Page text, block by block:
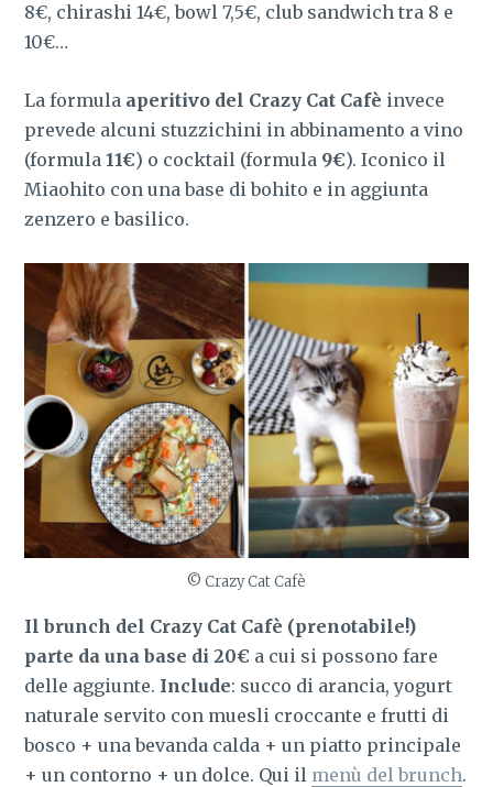
8€, chirashi 14€, bowl 7,5€, club sandwich tra 8 e
10€…
La formula aperitivo del Crazy Cat Cafè invece
prevede alcuni stuzzichini in abbinamento a vino
(formula11€) o cocktail (formula 9€). Iconico il
Miaohito con una base di bohito e in aggiunta
zenzero e basilico.
© Crazy Cat Cafè
Il brunch del Crazy Cat Cafè (prenotabile!)
parte da una base di 20€ a cui si possono fare
delle aggiunte. Include: succo di arancia, yogurt
naturale servito con muesli croccante e frutti di
bosco + una bevanda calda + un piatto principale
+ un contorno + un dolce. Qui il menù del brunch.